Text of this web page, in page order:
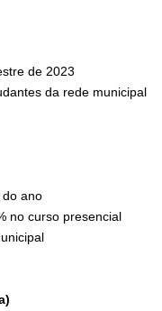
de 2023
da rede municipal
ano
no curso presencial